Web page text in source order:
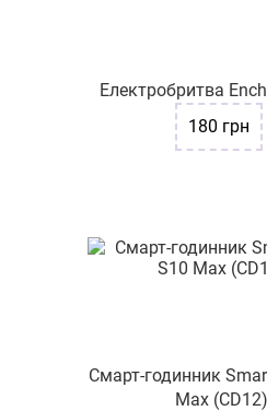
Електробритва
180 грн
Смарт-годинник
Max